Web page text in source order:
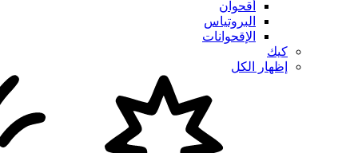
أقحوان
البروتياس
الإقحوانات
كيك
إظهار الكل